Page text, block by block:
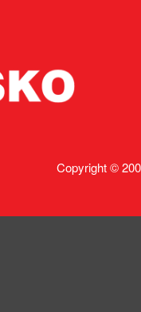
Copyright ©